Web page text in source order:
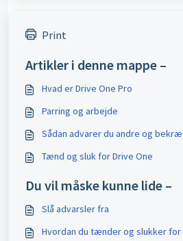
Print
Artikler i denne mappe –
Hvad er Drive One Pro
Parring og arbejde
Sådan advarer du andre og
Tænd og sluk for Drive One
Du vil måske kunne lide –
Slå advarsler fra
Hvordan du tænder og slukker for